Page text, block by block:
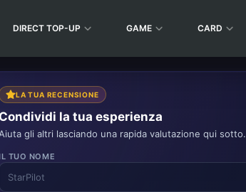
DIRECT TOP-UP GAME CARD
LA TUA RECENSIONE
Condividi la tua esperienza
Aiuta gli altri lasciando una rapida valutazione qui sotto.
TUO NOME